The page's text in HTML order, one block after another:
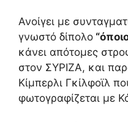
Ανοίγει με
γνωστό δίπολο
κάνει απότομες
στον ΣΥΡΙΖΑ, και
Κίμπερλι Γκίλφοϊλ
φωτογραφίζεται με